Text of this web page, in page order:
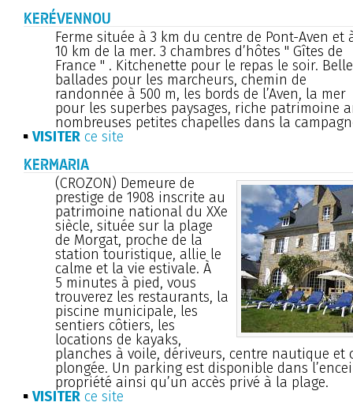
KERÉVENNOU
Ferme située à 3 km du centre de Pont-Aven et
10 km de la mer. 3 chambres d’hôtes " Gîtes de
France " . Kitchenette pour le repas le soir.
ballades pour les marcheurs, chemin de
randonnée à 500 m, les bords de l’Aven, la mer
pour les superbes paysages, riche patrimoine
nombreuses petites chapelles dans la
VISITER ce site
KERMARIA
(CROZON) Demeure de
prestige de 1908 inscrite au
patrimoine national du XXe
siècle, située sur la plage
de Morgat, proche de la
station touristique, allie le
calme et la vie estivale. À
5 minutes à pied, vous
trouverez les restaurants, la
piscine municipale, les
sentiers côtiers, les
locations de kayaks,
planches à voile, dériveurs, centre nautique et
plongée. Un parking est disponible dans
propriété ainsi qu’un accès privé à la plage.
VISITER ce site